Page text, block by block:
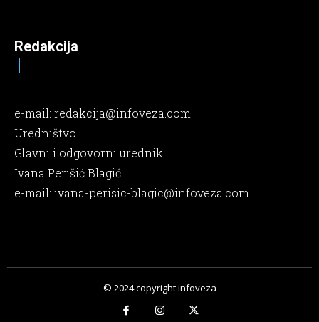
Redakcija
e-mail: redakcija@infoveza.com
Uredništvo
Glavni i odgovorni urednik:
Ivana Perišić Blagić
e-mail: ivana-perisic-blagic@infoveza.com
© 2024 copyright infoveza